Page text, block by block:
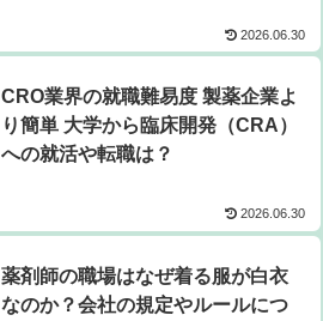
2026.06.30
CRO業界の就職難易度 製薬企業よ
り簡単 大学から臨床開発（CRA）
への就活や転職は？
2026.06.30
薬剤師の職場はなぜ着る服が白衣
なのか？会社の規定やルールにつ